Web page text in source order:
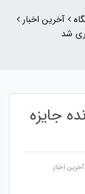
آخرین اخبار
شد
جایزه
آخرین اخبار